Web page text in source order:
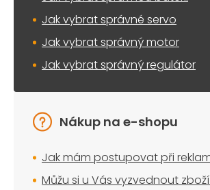
Jak vybrat správné servo
Jak vybrat správný motor
Jak vybrat správný regulátor
Nákup na e-shopu
Jak mám postupovat při
Můžu si u Vás vyzvednout